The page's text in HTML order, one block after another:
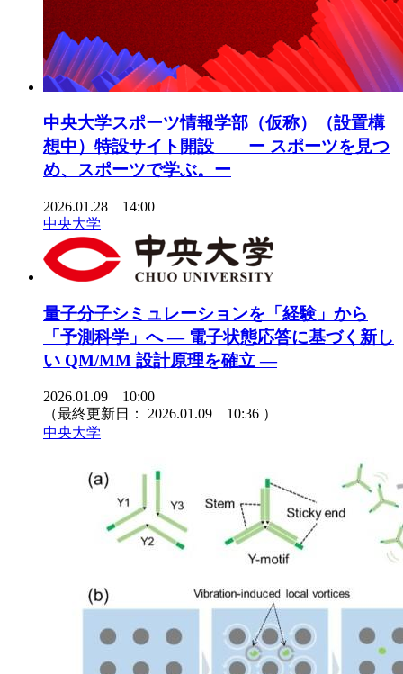
中央大学スポーツ情報学部（仮称）（設置構
想中）特設サイト開設 ー スポーツを見つ
め、スポーツで学ぶ。ー
2026.01.28 14:00
中央大学
量子分子シミュレーションを「経験」から
「予測科学」へ ― 電子状態応答に基づく新し
い QM/MM 設計原理を確立 ―
2026.01.09 10:00
（最終更新日： 2026.01.09 10:36 ）
中央大学